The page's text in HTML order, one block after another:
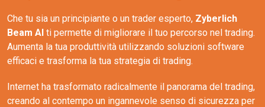
Che tu sia un principiante o un trader esperto, Zyberlich
Beam AI ti permette di migliorare il tuo percorso nel trading.
Aumenta la tua produttività utilizzando soluzioni software
efficaci e trasforma la tua strategia di trading.
Internet ha trasformato radicalmente il panorama del trading,
creando al contempo un ingannevole senso di sicurezza per